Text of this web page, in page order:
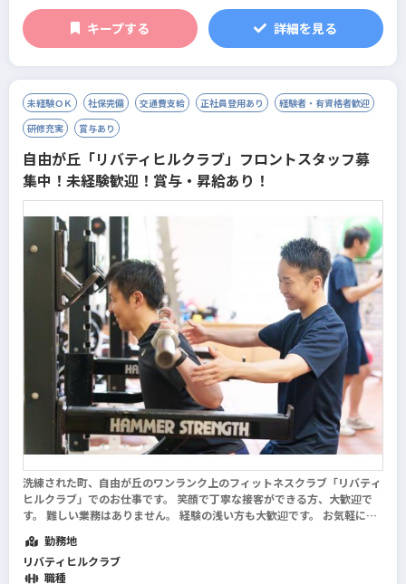
キープする 詳細を見る
未経験ＯＫ 社保完備 交通費支給 正社員登用あり
経験者・有資格者歓迎
研修充実
賞与あり
自由が丘「リバティヒルクラブ」フロントスタッフ募
集中！未経験歓迎！賞与・昇給あり！
洗練された町、自由が丘のワンランク上のフィットネスクラブ「リバティ
ヒルクラブ」でのお仕事です。 笑顔で丁寧な接客ができる方、大歓迎で
す。 難しい業務はありません。 経験の浅い方も大歓迎です。 お気軽にご
を選べます（自己負担額500円...
勤務地
リバティヒルクラブ
職種